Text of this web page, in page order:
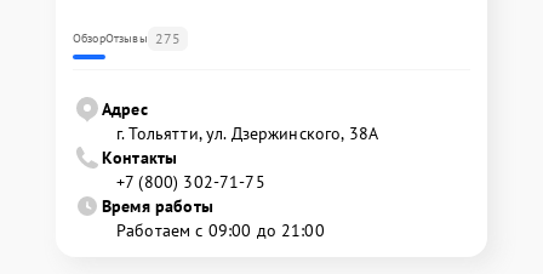
ОбзорОтзывы 275
Адрес
г. Тольятти, ул. Дзержинского, 38А
Контакты
+7 (800) 302-71-75
Время работы
Работаем с 09:00 до 21:00